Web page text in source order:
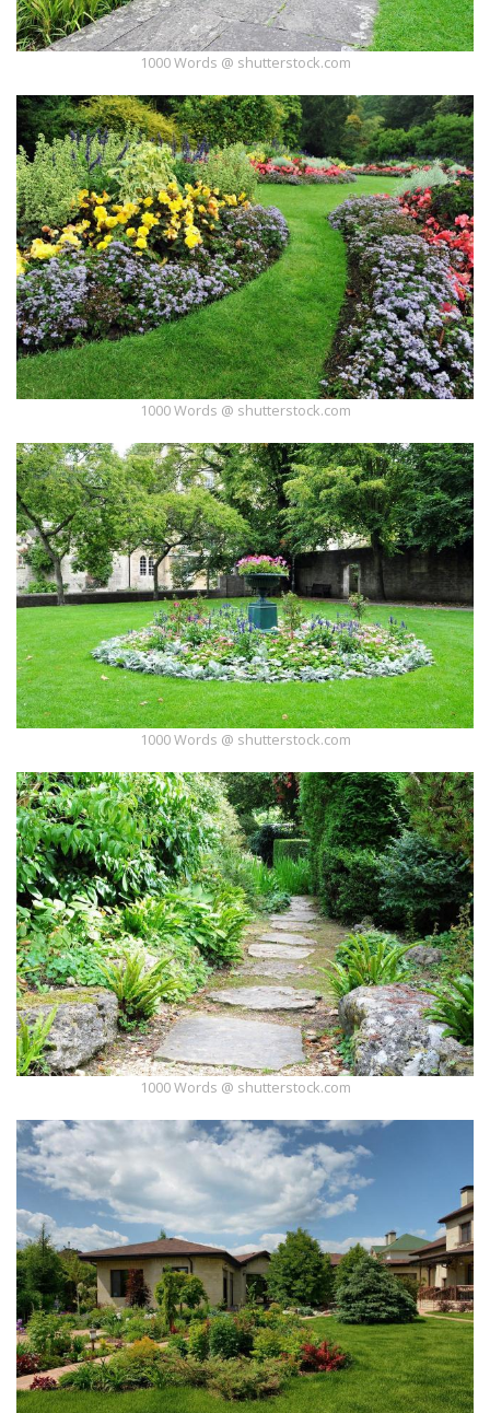
1000 Words @ shutterstock.com
1000 Words @ shutterstock.com
1000 Words @ shutterstock.com
1000 Words @ shutterstock.com